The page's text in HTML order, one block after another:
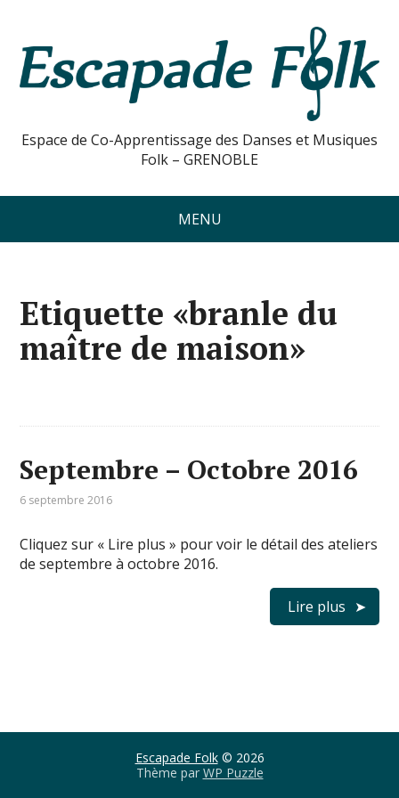
Espace de Co-Apprentissage des Danses et Musiques
Folk – GRENOBLE
MENU
Etiquette «branle du
maître de maison»
Septembre – Octobre 2016
6 septembre 2016
Cliquez sur « Lire plus » pour voir le détail des ateliers
de septembre à octobre 2016.
Lire plus
Escapade Folk© 2026
Thème par WP Puzzle